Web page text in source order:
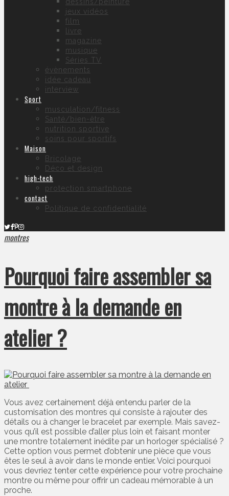
jeux vidéos
film
livre
magazine
musique
Séries TV
évènements
idée cadeau
interview
Sport
musculation/fitness
Santé/bien-être
nutrition sportive
soins pour sportifs
Maison
Bricolage
Déco et design
high-tech
protection smartphone
contact
Politique de confidentialité
montres
Pourquoi faire assembler sa
montre à la demande en
atelier ?
Vous avez certainement déjà entendu parler de la
customisation des montres qui consiste à rajouter des
détails ou à changer le bracelet par exemple. Mais savez-
vous qu’il est possible d’aller plus loin et faisant monter
une montre totalement inédite par un horloger spécialisé ?
Cette option vous permet d’obtenir une pièce que vous
êtes le seul à avoir dans le monde entier. Voici pourquoi
vous devriez tenter cette expérience pour votre prochaine
montre ou même pour offrir un cadeau mémorable à un
proche.